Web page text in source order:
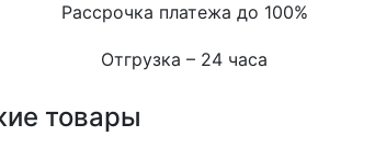
Рассрочка платежа до 100%
Отгрузка – 24 часа
товары